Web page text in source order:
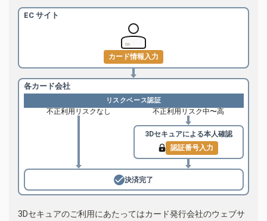
EC サイト
カード情報入力
各カード会社
リスクベース認証
不正利用リスクなし 不正利用リスク中〜高
3Dセキュアによる本人確認
認証番号入力
決済完了
3Dセキュアのご利用にあたってはカード発行会社のウェブサ